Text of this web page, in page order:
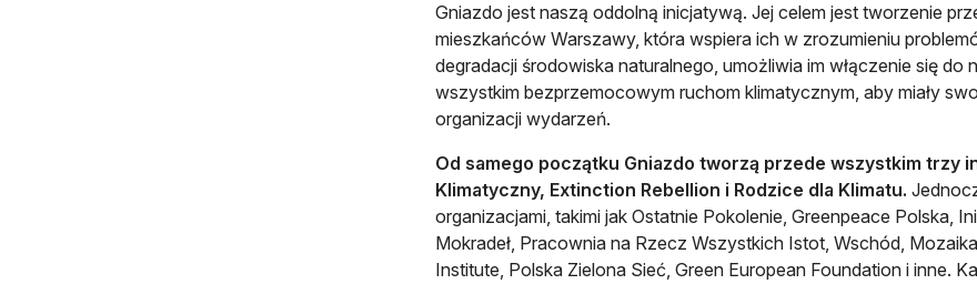
Gniazdo jest naszą oddolną inicjatywą. Jej celem jest tworzenie
mieszkańców Warszawy, która wspiera ich w zrozumieniu
degradacji środowiska naturalnego, umożliwia im włączenie się do
wszystkim bezprzemocowym ruchom klimatycznym, aby miały
organizacji wydarzeń.
Od samego początku Gniazdo tworzą przede wszystkim trzy
Klimatyczny, Extinction Rebellion i Rodzice dla Klimatu.
organizacjami, takimi jak Ostatnie Pokolenie, Greenpeace Polska,
Mokradeł, Pracownia na Rzecz Wszystkich Istot, Wschód,
Institute, Polska Zielona Sieć, Green European Foundation i inne.